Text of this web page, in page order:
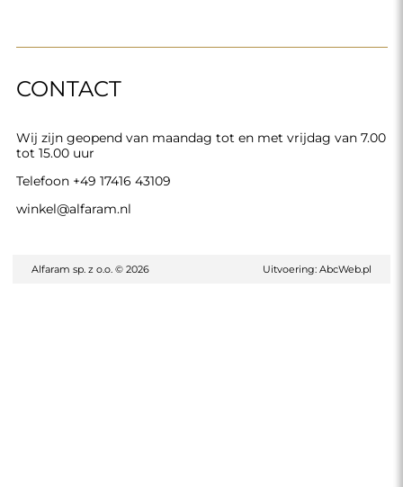
CONTACT
Wij zijn geopend van maandag tot en met vrijdag van 7.00
tot 15.00 uur
Telefoon +49 17416 43109
winkel@alfaram.nl
Alfaram sp. z o.o. © 2026 Uitvoering: AbcWeb.pl